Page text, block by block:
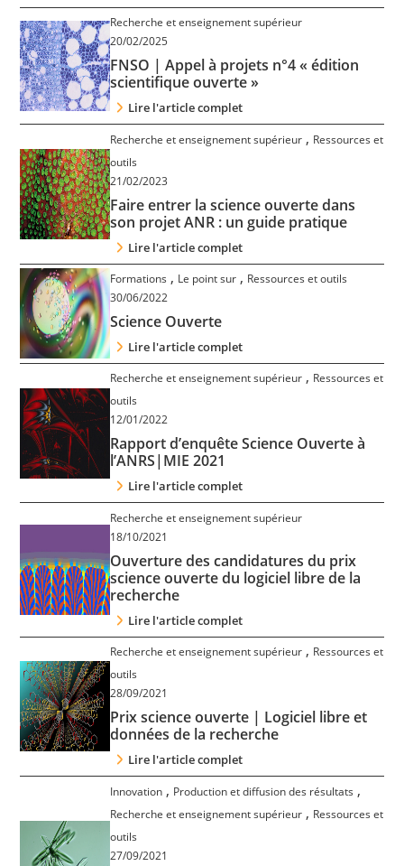
Recherche et enseignement supérieur
20/02/2025
FNSO | Appel à projets n°4 « édition
scientifique ouverte »
Lire l'article complet
Recherche et enseignement supérieur , Ressources et
outils
21/02/2023
Faire entrer la science ouverte dans
son projet ANR : un guide pratique
Lire l'article complet
Formations , Le point sur , Ressources et outils
30/06/2022
Science Ouverte
Lire l'article complet
Recherche et enseignement supérieur , Ressources et
outils
12/01/2022
Rapport d’enquête Science Ouverte à
l’ANRS|MIE 2021
Lire l'article complet
Recherche et enseignement supérieur
18/10/2021
Ouverture des candidatures du prix
science ouverte du logiciel libre de la
recherche
Lire l'article complet
Recherche et enseignement supérieur , Ressources et
outils
28/09/2021
Prix science ouverte | Logiciel libre et
données de la recherche
Lire l'article complet
Innovation , Production et diffusion des résultats ,
Recherche et enseignement supérieur , Ressources et
outils
27/09/2021